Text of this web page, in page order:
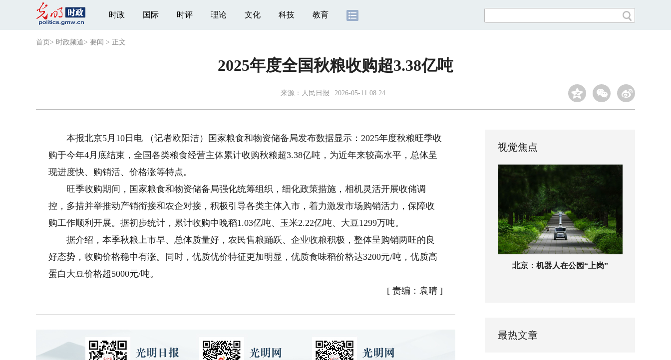
时政 国际 时评 理论 文化 科技 教育
首页 > 时政频道> 要闻 > 正文
2025年度全国秋粮收购超3.38亿吨
来源： 人民日报 2026-05-11 08:24
本报北京5月10日电 （记者欧阳洁）国家粮食和物资储备局发布数据显示：2025年度秋粮旺季收
购于今年4月底结束，全国各类粮食经营主体累计收购秋粮超3.38亿吨，为近年来较高水平，总体呈
现进度快、购销活、价格涨等特点。
旺季收购期间，国家粮食和物资储备局强化统筹组织，细化政策措施，相机灵活开展收储调
控，多措并举推动产销衔接和农企对接，积极引导各类主体入市，着力激发市场购销活力，保障收
购工作顺利开展。据初步统计，累计收购中晚稻1.03亿吨、玉米2.22亿吨、大豆1299万吨。
据介绍，本季秋粮上市早、总体质量好，农民售粮踊跃、企业收粮积极，整体呈购销两旺的良
好态势，收购价格稳中有涨。同时，优质优价特征更加明显，优质食味稻价格达3200元/吨，优质高
蛋白大豆价格超5000元/吨。
[ 责编：袁晴 ]
视觉焦点
北京：机器人在公园“上岗”
最热文章